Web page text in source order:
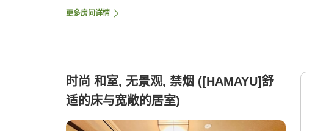
更多房间详情
时尚 和室, 无景观, 禁烟 ([HAMAYU]舒
适的床与宽敞的居室)